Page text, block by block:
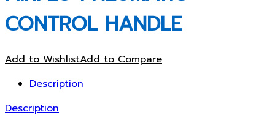
CONTROL HANDLE
Add to WishlistAdd to Compare
Description
Description